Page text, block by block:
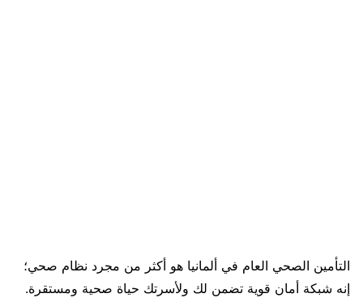
التأمين الصحي العام في ألمانيا هو أكثر من مجرد نظام صحي؛
إنه شبكة أمان قوية تضمن لك ولأسرتك حياة صحية ومستقرة.